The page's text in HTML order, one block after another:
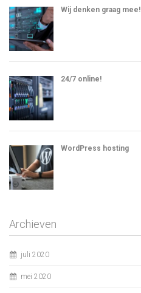
Wij denken graag mee!
24/7 online!
WordPress hosting
Archieven
juli 2020
mei 2020